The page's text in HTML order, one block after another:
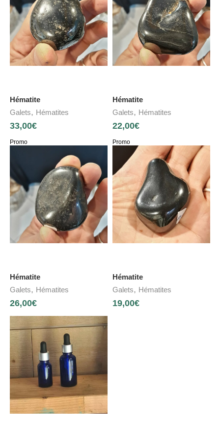
Hématite
Galets, Hématites
33,00€
Hématite
Galets, Hématites
22,00€
Promo
Hématite
Galets, Hématites
26,00€
Promo
Hématite
Galets, Hématites
19,00€